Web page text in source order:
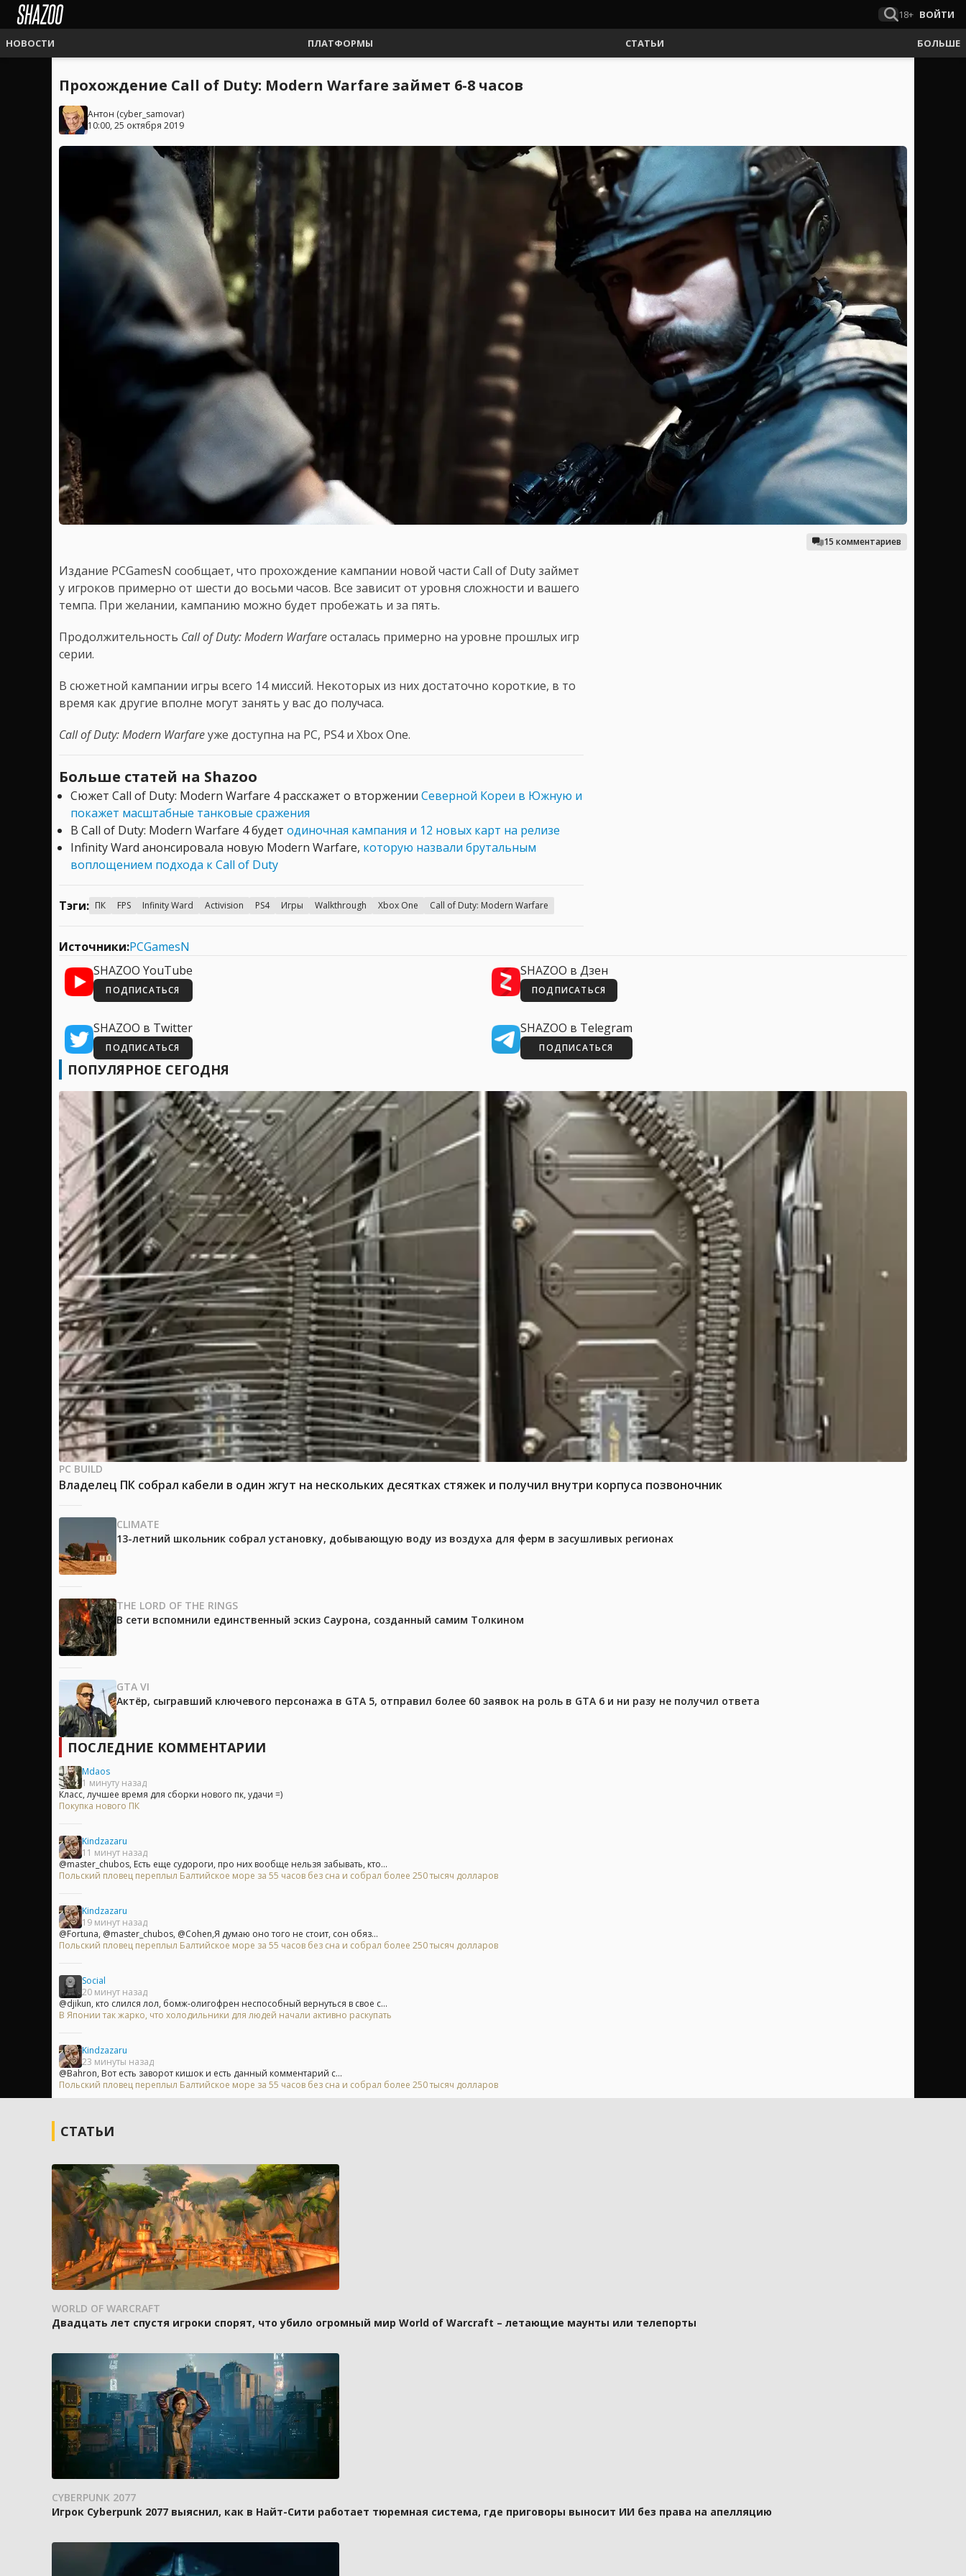
18+ ВОЙТИ
НОВОСТИ ПЛАТФОРМЫ СТАТЬИ БОЛЬШЕ
Прохождение Call of Duty: Modern Warfare займет 6-8 часов
Антон (cyber_samovar)
10:00, 25 октября 2019
15 комментариев
Издание PCGamesN сообщает, что прохождение кампании новой части Call of Duty займет
у игроков примерно от шести до восьми часов. Все зависит от уровня сложности и вашего
темпа. При желании, кампанию можно будет пробежать и за пять.
Продолжительность Call of Duty: Modern Warfareосталась примерно на уровне прошлых игр
серии.
В сюжетной кампании игры всего 14 миссий. Некоторых из них достаточно короткие, в то
время как другие вполне могут занять у вас до получаса.
Call of Duty: Modern Warfareуже доступна на PC, PS4 и Xbox One.
Больше статей на Shazoo
Сюжет Call of Duty: Modern Warfare 4 расскажет о вторжении Северной Кореи в Южную и
покажет масштабные танковые сражения
В Call of Duty: Modern Warfare 4 будет одиночная кампания и 12 новых карт на релизе
Infinity Ward анонсировала новую Modern Warfare, которую назвали брутальным
воплощением подхода к Call of Duty
Тэги: ПК FPS Infinity Ward Activision PS4 Игры Walkthrough Xbox One Call of Duty: Modern Warfare
Источники:PCGamesN
SHAZOO YouTube
ПОДПИСАТЬСЯ
SHAZOO в Дзен
ПОДПИСАТЬСЯ
SHAZOO в Twitter
ПОДПИСАТЬСЯ
SHAZOO в Telegram
ПОДПИСАТЬСЯ
ПОПУЛЯРНОЕ СЕГОДНЯ
PC BUILD
Владелец ПК собрал кабели в один жгут на нескольких десятках стяжек и получил внутри корпуса позвоночник
CLIMATE
13-летний школьник собрал установку, добывающую воду из воздуха для ферм в засушливых регионах
THE LORD OF THE RINGS
В сети вспомнили единственный эскиз Саурона, созданный самим Толкином
GTA VI
Актёр, сыгравший ключевого персонажа в GTA 5, отправил более 60 заявок на роль в GTA 6 и ни разу не получил ответа
ПОСЛЕДНИЕ КОММЕНТАРИИ
Mdaos
1 минуту назад
Класс, лучшее время для сборки нового пк, удачи =)
Покупка нового ПК
Kindzazaru
11 минут назад
@master_chubos, Есть еще судороги, про них вообще нельзя забывать, кто...
Польский пловец переплыл Балтийское море за 55 часов без сна и собрал более 250 тысяч долларов
Kindzazaru
19 минут назад
@Fortuna, @master_chubos, @Cohen,Я думаю оно того не стоит, сон обяз...
Польский пловец переплыл Балтийское море за 55 часов без сна и собрал более 250 тысяч долларов
Social
20 минут назад
@djikun, кто слился лол, бомж-олигофрен неспособный вернуться в свое с...
В Японии так жарко, что холодильники для людей начали активно раскупать
Kindzazaru
23 минуты назад
@Bahron, Вот есть заворот кишок и есть данный комментарий с...
Польский пловец переплыл Балтийское море за 55 часов без сна и собрал более 250 тысяч долларов
СТАТЬИ
WORLD OF WARCRAFT
Двадцать лет спустя игроки спорят, что убило огромный мир World of Warcraft – летающие маунты или телепорты
CYBERPUNK 2077
Игрок Cyberpunk 2077 выяснил, как в Найт-Сити работает тюремная система, где приговоры выносит ИИ без права на апелляцию